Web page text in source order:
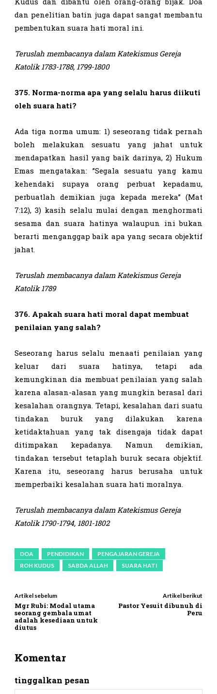
dan penelitian batin juga dapat sangat membantu
pembentukan suara hati moral ini.
Teruslah membacanya dalam Katekismus Gereja
Katolik 1783-1788, 1799-1800
375. Norma-norma apa yang selalu harus diikuti
oleh suara hati?
Ada tiga norma umum: 1) seseorang tidak pernah
boleh melakukan sesuatu yang jahat untuk
mendapatkan hasil yang baik darinya, 2) Hukum
Emas mengatakan: ”Segala sesuatu yang kamu
kehendaki supaya orang perbuat kepadamu,
perbuatlah demikian juga kepada mereka” (Mat
7:12), 3) kasih selalu mulai dengan menghormati
sesama dan suara hatinya walaupun ini bukan
berarti menganggap baik apa yang secara objektif
jahat.
Teruslah membacanya dalam Katekismus Gereja
Katolik 1789
376. Apakah suara hati moral dapat membuat
penilaian yang salah?
Seseorang harus selalu menaati penilaian yang
keluar dari suara hatinya, tetapi ada
kemungkinan dia membuat penilaian yang salah
karena alasan-alasan yang mungkin berasal dari
kesalahan orangnya. Tetapi, kesalahan dari suatu
tindakan buruk yang dilakukan karena
ketidaktahuan yang tak disengaja tidak dapat
ditimpakan kepadanya. Namun demikian,
tindakan tersebut tetaplah buruk secara objektif.
Karena itu, seseorang harus berusaha untuk
memperbaiki kesalahan suara hati moralnya.
Teruslah membacanya dalam Katekismus Gereja
Katolik 1790-1794, 1801-1802
DOA PENDIDIKAN
PENGAJARAN GEREJA
ROH KUDUS
SABDA ALLAH SUARA HATI
Artikel sebelum
Mgr Rubi: Modal utama
seorang gembala umat
adalah kesediaan untuk
diutus
Artikel berikut
Pastor Yesuit dibunuh di
Peru
Komentar
tinggalkan pesan